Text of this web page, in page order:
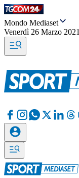
Mondo Mediaset
Venerdì 26 Marzo 2021